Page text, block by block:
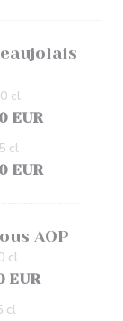
EUR
cl
EUR
cl
AOP
EUR
cl
cl